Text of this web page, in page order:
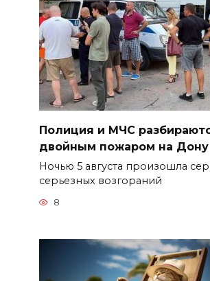
Полиция и МЧС
двойным пожаром на Дону
Ночью 5 августа произошла
серьезных возгораний
8